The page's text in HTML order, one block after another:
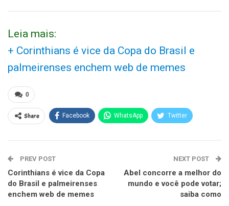
Leia mais:
+ Corinthians é vice da Copa do Brasil e
palmeirenses enchem web de memes
0
Share Facebook WhatsApp Twitter
PREV POST
Corinthians é vice da Copa
do Brasil e palmeirenses
enchem web de memes
NEXT POST
Abel concorre a melhor do
mundo e você pode votar;
saiba como